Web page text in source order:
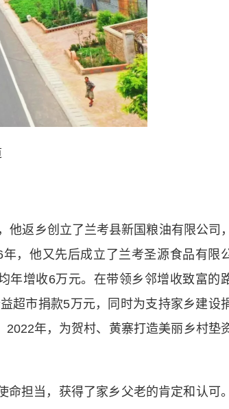
返乡创立了兰考县新国粮油有限公司，
，他又先后成立了兰考圣源食品有限
年增收6万元。在带领乡邻增收致富的
超市捐款5万元，同时为支持家乡建设
年，为贺村、黄寨打造美丽乡村垫
担当，获得了家乡父老的肯定和认可。